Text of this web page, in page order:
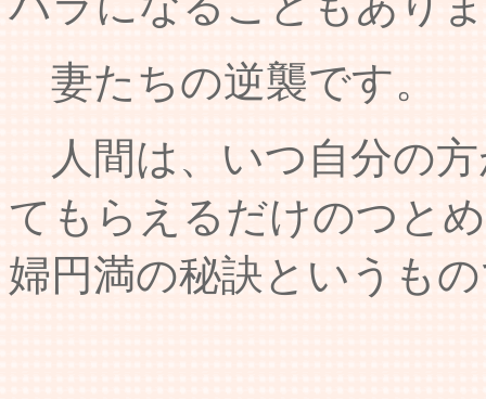
妻たちの逆襲です。
人間は、いつ自分の
てもらえるだけのつと
婦円満の秘訣というも